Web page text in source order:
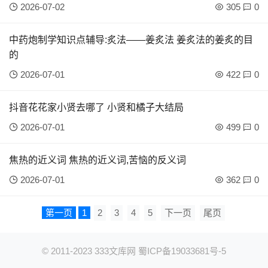
2026-07-02 305 0
中药炮制学知识点辅导:炙法——姜炙法 姜炙法的姜炙的目
的
2026-07-01
422 0
抖音花花家小贤去哪了 小贤和橘子大结局
2026-07-01
499 0
焦热的近义词 焦热的近义词,苦恼的反义词
2026-07-01
362 0
第一页 1 2 3 4 5 下一页 尾页
© 2011-2023 333文库网 蜀ICP备19033681号-5